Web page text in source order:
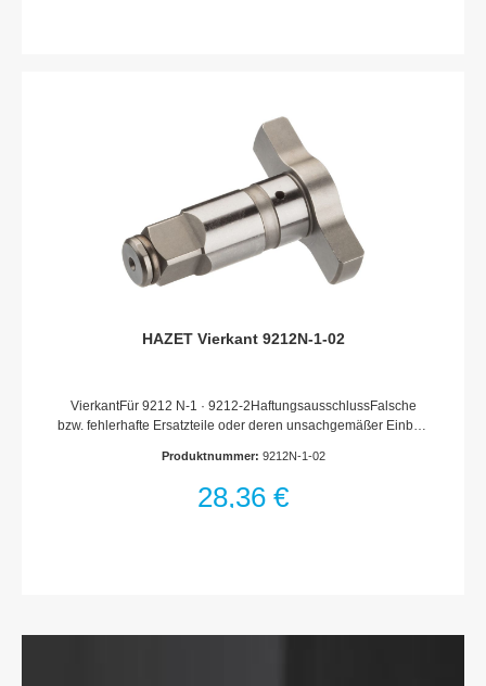
HAZET Vierkant 9212N-1-02
VierkantFür 9212 N-1 · 9212-2HaftungsausschlussFalsche
bzw. fehlerhafte Ersatzteile oder deren unsachgemäßer Einbau
des Gerätes führen.Bei Verwendung nicht freigegebener
Ersatzteile oder unsachgemäßen Einbau verfallen sämtliche
Garantie-, Service-, Schadenersatz- und Haftpflichtansprüche
Produktnummer: 9212N-1-02
28,36 €